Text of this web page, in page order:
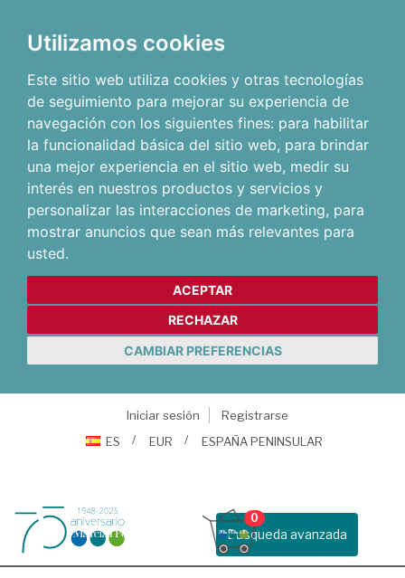
Utilizamos cookies
Este sitio web utiliza cookies y otras tecnologías
de seguimiento para mejorar su experiencia de
navegación con los siguientes fines: para habilitar
la funcionalidad básica del sitio web, para brindar
una mejor experiencia en el sitio web, medir su
interés en nuestros productos y servicios y
personalizar las interacciones de marketing, para
mostrar anuncios que sean más relevantes para
usted.
ACEPTAR
RECHAZAR
CAMBIAR PREFERENCIAS
Iniciar sesión
Registrarse
ES
EUR ESPAÑA PENINSULAR
Busqueda avanzada
0